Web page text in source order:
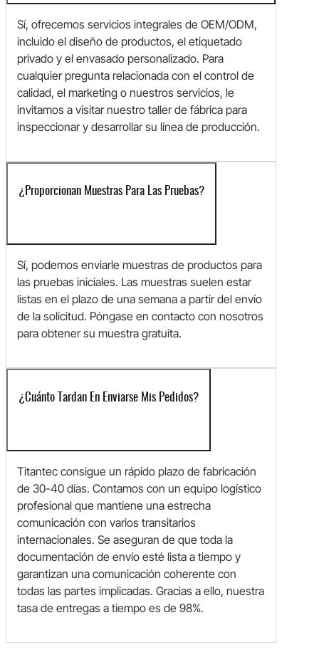
Sí, ofrecemos servicios integrales de OEM/ODM,
incluido el diseño de productos, el etiquetado
privado y el envasado personalizado. Para
cualquier pregunta relacionada con el control de
calidad, el marketing o nuestros servicios, le
invitamos a visitar nuestro taller de fábrica para
inspeccionar y desarrollar su línea de producción.
¿Proporcionan Muestras Para Las Pruebas?
Sí, podemos enviarle muestras de productos para
las pruebas iniciales. Las muestras suelen estar
listas en el plazo de una semana a partir del envío
de la solicitud. Póngase en contacto con nosotros
para obtener su muestra gratuita.
¿Cuánto Tardan En Enviarse Mis Pedidos?
Titantec consigue un rápido plazo de fabricación
de 30-40 días. Contamos con un equipo logístico
profesional que mantiene una estrecha
comunicación con varios transitarios
internacionales. Se aseguran de que toda la
documentación de envío esté lista a tiempo y
garantizan una comunicación coherente con
todas las partes implicadas. Gracias a ello, nuestra
tasa de entregas a tiempo es de 98%.